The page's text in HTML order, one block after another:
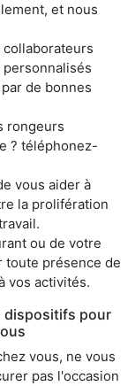
et nous
collaborateurs
de bonnes
rongeurs
? téléphonez-
vous aider à
la prolifération
ou de votre
toute présence de
vos activités.
dispositifs pour
vous, ne vous
pas l'occasion